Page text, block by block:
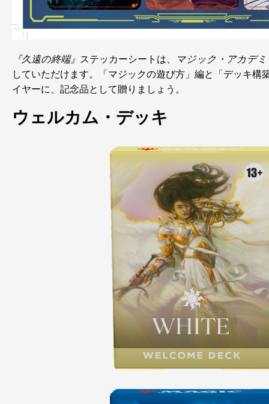
『久遠の終端』 ステッカーシートは、
マジック・アカデ
していただけます。「マジックの遊び方」編と「デッキ構
イヤーに、記念品として贈りましょう。
ウェルカム・デッキ